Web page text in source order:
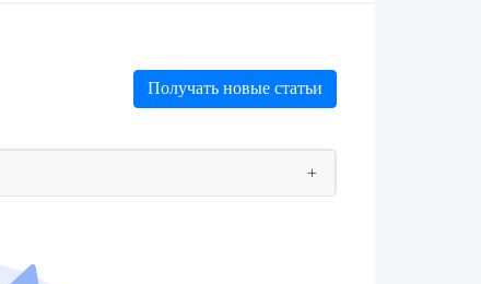
Получать новые статьи